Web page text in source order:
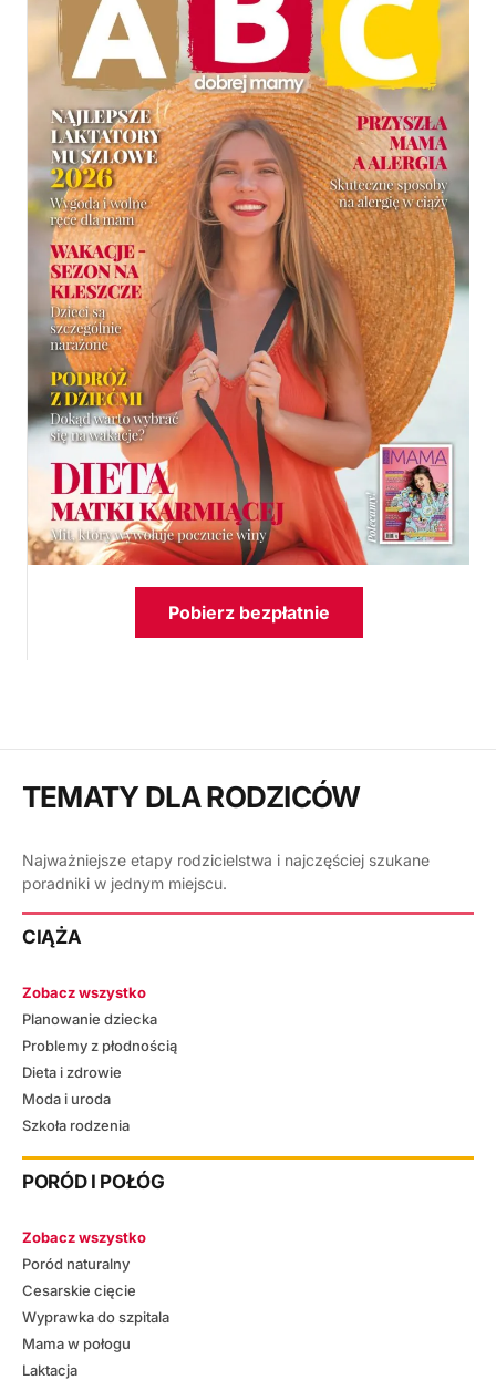
Pobierz bezpłatnie
TEMATY DLA RODZICÓW
Najważniejsze etapy rodzicielstwa i najczęściej szukane
poradniki w jednym miejscu.
CIĄŻA
Zobacz wszystko
Planowanie dziecka
Problemy z płodnością
Dieta i zdrowie
Moda i uroda
Szkoła rodzenia
PORÓD I POŁÓG
Zobacz wszystko
Poród naturalny
Cesarskie cięcie
Wyprawka do szpitala
Mama w połogu
Laktacja